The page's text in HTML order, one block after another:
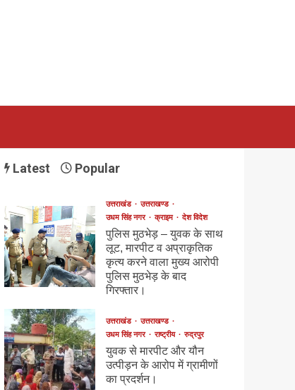
Latest Popular
उत्तराखंड
उत्तराखण्ड
उधम सिंह नगर
क्राइम देश विदेश
पुलिस मुठभेड़ – युवक के साथ
लूट, मारपीट व अप्राकृतिक
कृत्य करने वाला मुख्य आरोपी
पुलिस मुठभेड़ के बाद
गिरफ्तार।
उत्तराखंड
उत्तराखण्ड
उधम सिंह नगर
राष्ट्रीय रुद्रपुर
युवक से मारपीट और यौन
उत्पीड़न के आरोप में ग्रामीणों
का प्रदर्शन।